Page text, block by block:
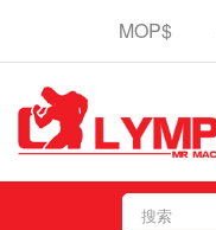
MOP$